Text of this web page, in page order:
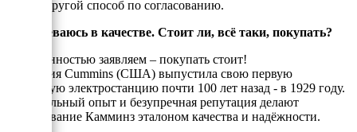
любой другой способ по согласованию.
Я сомневаюсь в качестве. Стоит ли, всё таки, покупать?
С уверенностью заявляем – покупать стоит!
Компания Cummins (США) выпустила свою первую
дизельную электростанцию почти 100 лет назад - в 1929 году.
Колоссальный опыт и безупречная репутация делают
оборудование Камминз эталоном качества и надёжности.